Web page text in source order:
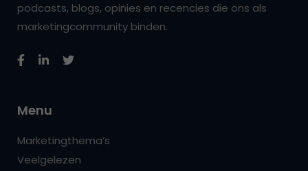
podcasts, blogs, opinies en recencies die ons als
marketingcommunity binden.
Menu
Marketingthema’s
Veelgelezen